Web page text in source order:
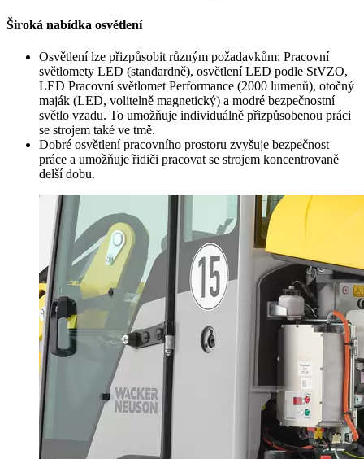
Široká nabídka osvětlení
Osvětlení lze přizpůsobit různým požadavkům: Pracovní
světlomety LED (standardně), osvětlení LED podle StVZO,
LED Pracovní světlomet Performance (2000 lumenů), otočný
maják (LED, volitelně magnetický) a modré bezpečnostní
světlo vzadu. To umožňuje individuálně přizpůsobenou práci
se strojem také ve tmě.
Dobré osvětlení pracovního prostoru zvyšuje bezpečnost
práce a umožňuje řidiči pracovat se strojem koncentrovaně
delší dobu.